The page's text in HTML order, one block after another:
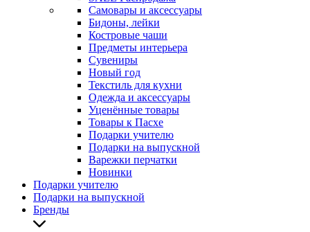
Самовары и аксессуары
Бидоны, лейки
Костровые чаши
Предметы интерьера
Сувениры
Новый год
Текстиль для кухни
Одежда и аксессуары
Уценённые товары
Товары к Пасхе
Подарки учителю
Подарки на выпускной
Варежки перчатки
Новинки
Подарки учителю
Подарки на выпускной
Бренды